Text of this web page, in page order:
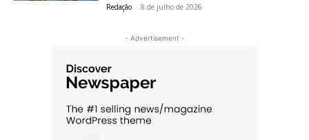
Redação - 8 de julho de 2026
- Advertisement -